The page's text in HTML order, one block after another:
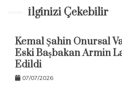
İlginizi Çekebilir
Kemal Şahin Onursal
Eski Başbakan Armin
Edildi
07/07/2026